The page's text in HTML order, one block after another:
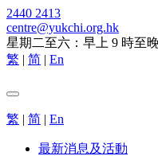
2440 2413
centre@yukchi.org.hk
星期二至六：早上 9 時至
繁 | 简 | En
繁 | 简 | En
最新消息及活動